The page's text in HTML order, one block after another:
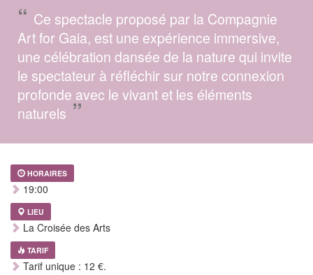
“ Ce spectacle proposé par la Compagnie
Art for Gaia, est une expérience immersive,
une célébration dansée de la nature qui invite
le spectateur à réfléchir sur notre connexion
profonde avec le vivant et les éléments
naturels”
HORAIRES
19:00
LIEU
La Croisée des Arts
TARIF
Tarif unique : 12 €.